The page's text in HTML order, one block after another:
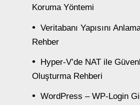
Koruma Yöntemi
Veritabanı Yapısını
Rehber
Hyper-V’de NAT ile
Oluşturma Rehberi
WordPress – WP-Login